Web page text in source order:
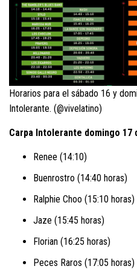
Horarios para el sábado 16 y
Intolerante. (@vivelatino)
Carpa Intolerante domingo 17
Renee (14:10)
Buenrostro (14:40 horas)
Ralphie Choo (15:10 horas)
Jaze (15:45 horas)
Florian (16:25 horas)
Peces Raros (17:05 horas)